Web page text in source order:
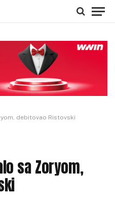
debitovao Ristovski
sa Zoryom,